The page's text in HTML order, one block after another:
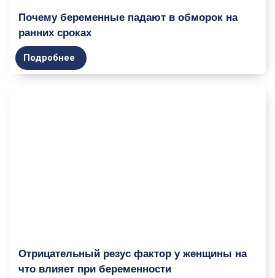
Почему беременные падают в обморок на
ранних сроках
Подробнее
Отрицательный резус фактор у женщины на
что влияет при беременности